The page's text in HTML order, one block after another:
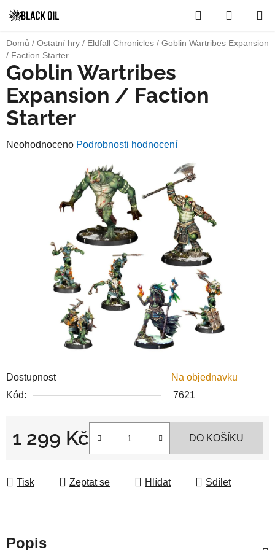
na
obsah
Hledat
KOŠÍK
Domů / Ostatní hry / Eldfall Chronicles / Goblin Wartribes Expansion
/ Faction Starter
Dostupnost
Na objednavku
Kód:
7621
1 299 Kč DO KOŠÍKU
Tisk Zeptat se Hlídat Sdílet
Goblin Wartribes
Expansion / Faction
Starter
Průměrné
Neohodnoceno Podrobnosti hodnocení
Popis